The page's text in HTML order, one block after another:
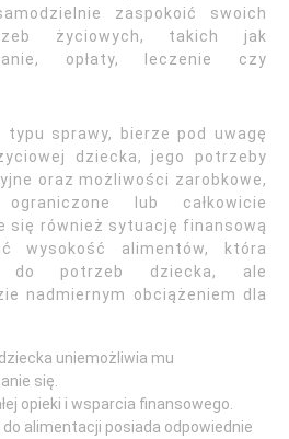
zaspokoić swoich
życiowych, takich jak
opłaty, leczenie czy
sprawy, bierze pod uwagę
dziecka, jego potrzeby
oraz możliwości zarobkowe,
lub całkowicie
się również sytuację finansową
wysokość alimentów, która
do potrzeb dziecka, ale
nadmiernym obciążeniem dla
uniemożliwia mu
się.
opieki i wsparcia finansowego.
alimentacji posiada odpowiednie